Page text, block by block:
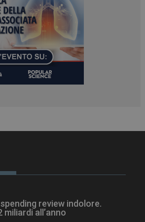
review indolore.
miliardi all’anno
Microsoft Corporation
.www.dailyhealthindustry.it